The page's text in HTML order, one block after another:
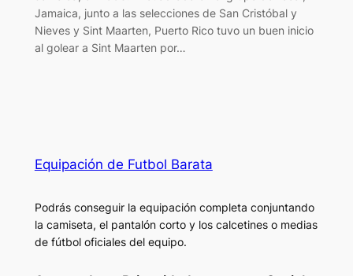
Jamaica, junto a las selecciones de San Cristóbal y
Nieves y Sint Maarten, Puerto Rico tuvo un buen inicio
al golear a Sint Maarten por…
Equipación de Futbol Barata
Podrás conseguir la equipación completa conjuntando
la camiseta, el pantalón corto y los calcetines o medias
de fútbol oficiales del equipo.